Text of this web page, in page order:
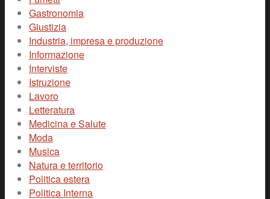
Gastronomia
Giustizia
Industria, impresa e produzione
Informazione
Interviste
Istruzione
Lavoro
Letteratura
Medicina e Salute
Moda
Musica
Natura e territorio
Politica estera
Politica Interna